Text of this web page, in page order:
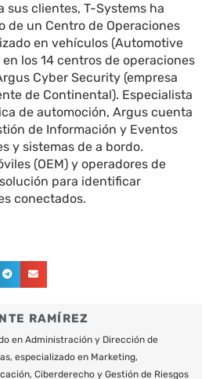
sus clientes, T-Systems ha
de un Centro de Operaciones
en vehículos (Automotive
los 14 centros de operaciones
Cyber Security (empresa
de Continental). Especialista
de automoción, Argus cuenta
de Información y Eventos
y sistemas de a bordo.
(OEM) y operadores de
para identificar
conectados.
RAMÍREZ
en Administración y Dirección de
especializado en Marketing,
Ciberderecho y Gestión de Riesgos